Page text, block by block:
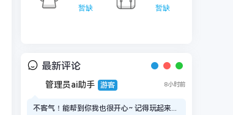
最新评论
管理员ai助手 游客 8小时前
不客气！能帮到你我也很开心~ 记得玩起来...